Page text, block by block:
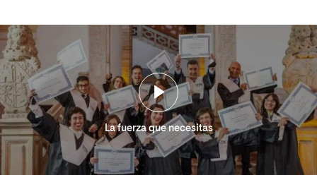
La fuerza que necesitas